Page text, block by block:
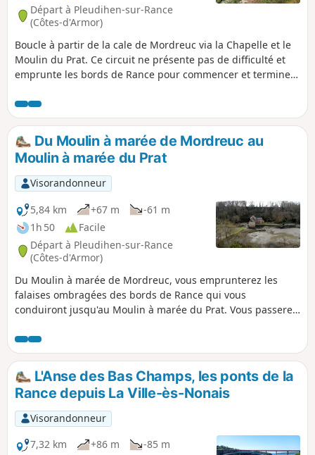
Départ à Pleudihen-sur-Rance
(Côtes-d'Armor)
Boucle à partir de la cale de Mordreuc via la Chapelle et le
Moulin du Prat. Ce circuit ne présente pas de difficulté et
emprunte les bords de Rance pour commencer et terminer
circuit on découvre deux moulins à marée ainsi que
quelques belles maisons et manoirs.
Du Moulin à marée de Mordreuc au
Moulin à marée du Prat
Visorandonneur
5,84 km
+67 m
-61 m
1h 50
Facile
Départ à Pleudihen-sur-Rance
(Côtes-d'Armor)
Du Moulin à marée de Mordreuc, vous emprunterez les
falaises ombragées des bords de Rance qui vous
conduiront jusqu'au Moulin à marée du Prat. Vous passerez
les arbres le village de la Moinerie en Plouër-sur-Rance. Sur
les vasières, vous découvrirez des tadornes de belon. Au
fond de l'étang du Moulin du Prat, vous apercevrez le
château de Quincourbe et son pigeonnier. Vous passerez à
côté de la fontaine ferrugineuse.
L'Anse des Bas Champs, les ponts de la
Rance depuis La Ville-ès-Nonais
Visorandonneur
7,32 km
+86 m
-85 m